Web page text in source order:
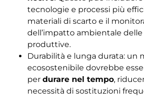
tecnologie e processi più
materiali di scarto e il
dell’impatto ambientale
produttive.
Durabilità e lunga durata: un
ecosostenibile dovrebbe
per durare nel tempo,
necessità di sostituzioni